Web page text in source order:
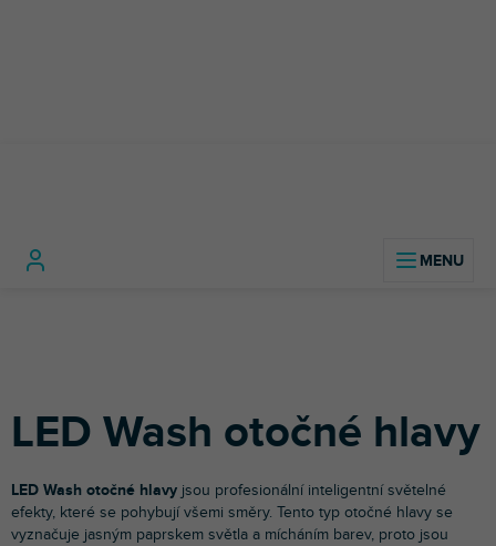
LED Wash otočné hlavy
LED Wash otočné hlavy jsou profesionální inteligentní světelné
efekty, které se pohybují všemi směry. Tento typ otočné hlavy se
vyznačuje jasným paprskem světla a mícháním barev, proto jsou